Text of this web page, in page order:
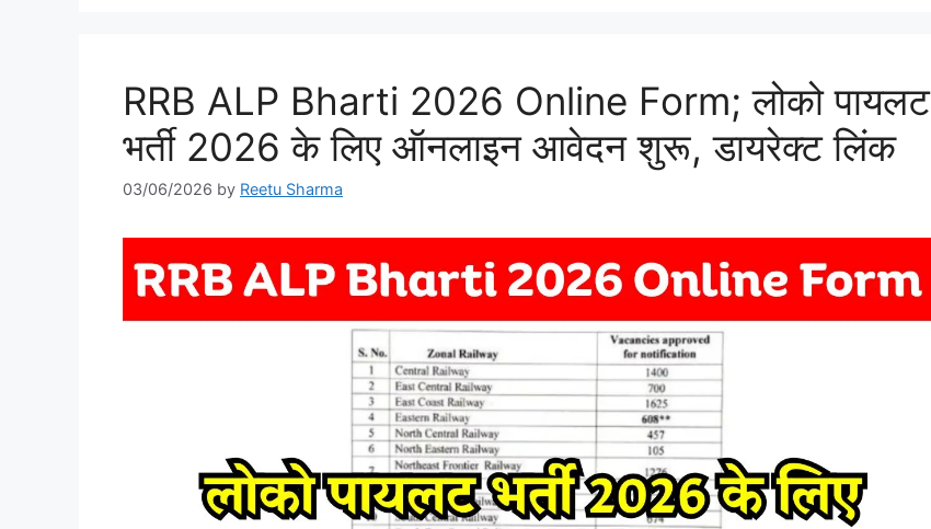
RRB ALP Bharti 2026 Online Form; लोको पायलट
भर्ती 2026 के लिए ऑनलाइन आवेदन शुरू, डायरेक्ट लिंक
03/06/2026 by Reetu Sharma